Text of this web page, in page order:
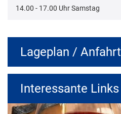
14.00 - 17.00 Uhr Samstag
Lageplan / Anfahrt
Interessante Links